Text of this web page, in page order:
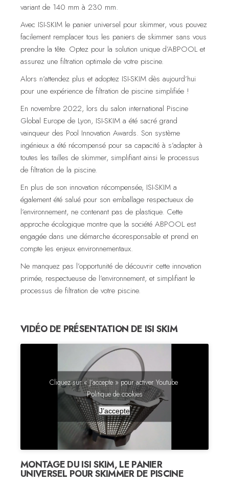
variant de 140 mm à 230 mm.
Avec ISI-SKIM le panier universel pour skimmer, vous pouvez
facilement remplacer tous les paniers de skimmer sans vous
prendre la tête. Optez pour la solution unique d’ABPOOL et
assurez une filtration optimale de votre piscine.
Alors n’attendez plus et adoptez ISI-SKIM dès aujourd’hui
pour une expérience de filtration de piscine simplifiée !
En novembre 2022, lors du salon international Piscine
Global Europe de Lyon, ISI-SKIM a été sacré grand
vainqueur des Pool Innovation Awards. Son système
ingénieux a été récompensé pour sa capacité à s’adapter à
toutes les tailles de skimmer, simplifiant ainsi le processus
de filtration de la piscine.
En plus de son innovation récompensée, ISI-SKIM a
également été salué pour son emballage respectueux de
l’environnement, ne contenant pas de plastique. Cette
approche écologique montre que la société ABPOOL est
engagée dans une démarche écoresponsable et prend en
compte les enjeux environnementaux.
Ne manquez pas l’opportunité de découvrir cette innovation
primée, respectueuse de l’environnement, et simplifiant le
processus de filtration de votre piscine.
VIDÉO DE PRÉSENTATION DE ISI SKIM
Cliquez sur « J’accepte » pour activer Youtube
Politique de cookies
J’accepte
MONTAGE DU ISI SKIM, LE PANIER
UNIVERSEL POUR SKIMMER DE PISCINE